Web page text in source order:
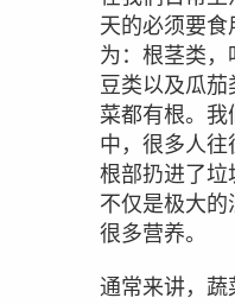
天的必须要食
为：根茎类，
豆类以及瓜
菜都有根。我
中，很多人
根部扔进了垃
不仅是极大的
很多营养。
通常来讲，蔬